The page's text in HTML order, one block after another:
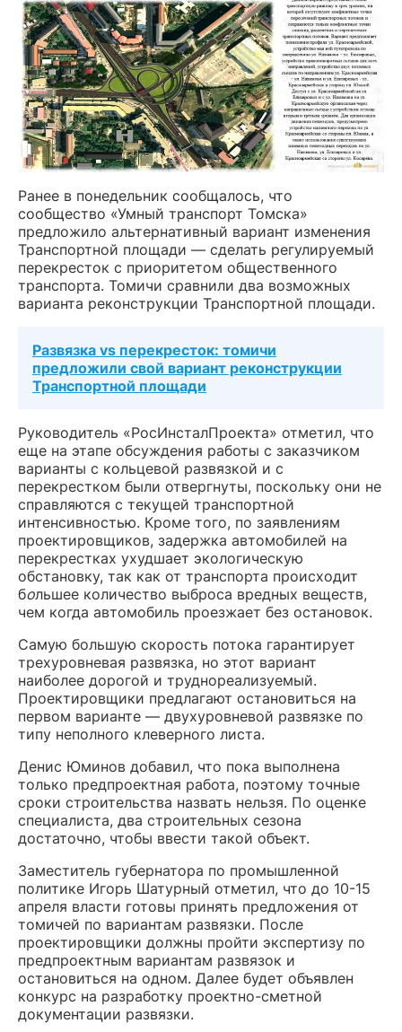
Ранее в понедельник сообщалось, что
сообщество «Умный транспорт Томска»
предложило альтернативный вариант изменения
Транспортной площади — сделать регулируемый
перекресток с приоритетом общественного
транспорта. Томичи сравнили два возможных
варианта реконструкции Транспортной площади.
Развязка vs перекресток: томичи
предложили свой вариант реконструкции
Транспортной площади
Руководитель «РосИнсталПроекта» отметил, что
еще на этапе обсуждения работы с заказчиком
варианты с кольцевой развязкой и с
перекрестком были отвергнуты, поскольку они не
справляются с текущей транспортной
интенсивностью. Кроме того, по заявлениям
проектировщиков, задержка автомобилей на
перекрестках ухудшает экологическую
обстановку, так как от транспорта происходит
большее количество выброса вредных веществ,
чем когда автомобиль проезжает без остановок.
Самую большую скорость потока гарантирует
трехуровневая развязка, но этот вариант
наиболее дорогой и труднореализуемый.
Проектировщики предлагают остановиться на
первом варианте — двухуровневой развязке по
типу неполного клеверного листа.
Денис Юминов добавил, что пока выполнена
только предпроектная работа, поэтому точные
сроки строительства назвать нельзя. По оценке
специалиста, два строительных сезона
достаточно, чтобы ввести такой объект.
Заместитель губернатора по промышленной
политике Игорь Шатурный отметил, что до 10-15
апреля власти готовы принять предложения от
томичей по вариантам развязки. После
проектировщики должны пройти экспертизу по
предпроектным вариантам развязок и
остановиться на одном. Далее будет объявлен
конкурс на разработку проектно-сметной
документации развязки.